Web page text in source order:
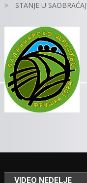
STANJE U
VIDEO NEDELJE